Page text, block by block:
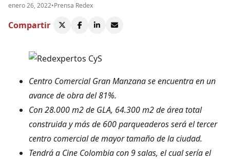
enero 26, 2022•Prensa Redex
Compartir
Centro Comercial Gran Manzana se encuentra en un
avance de obra del 81%.
Con 28.000 m2 de GLA, 64.300 m2 de área total
construida y más de 600 parqueaderos será el tercer
centro comercial de mayor tamaño de la ciudad.
Tendrá a Cine Colombia con 9 salas, el cual sería el